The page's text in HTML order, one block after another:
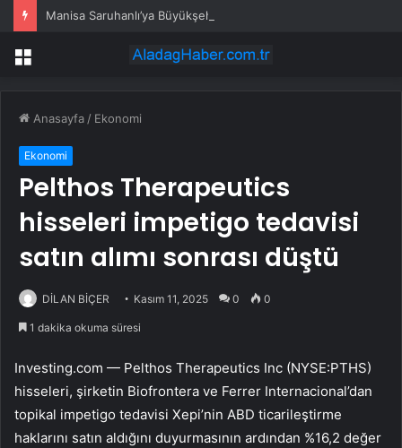
Manisa Saruhanlı’ya Büyükşehir’den tarımsal destek
Menü
Anasayfa / Ekonomi
Ekonomi
Pelthos Therapeutics
hisseleri impetigo tedavisi
satın alımı sonrası düştü
DİLAN BİÇER Kasım 11, 2025 0 0
1 dakika okuma süresi
Investing.com — Pelthos Therapeutics Inc (NYSE:PTHS)
hisseleri, şirketin Biofrontera ve Ferrer Internacional’dan
topikal impetigo tedavisi Xepi’nin ABD ticarileştirme
haklarını satın aldığını duyurmasının ardından %16,2 değer